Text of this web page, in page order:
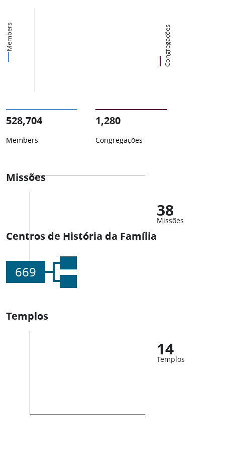
Members Congregações
528,704
Members
1,280
Congregações
Missões
38
Missões
Centros de História da Família
669
Templos
14
Templos